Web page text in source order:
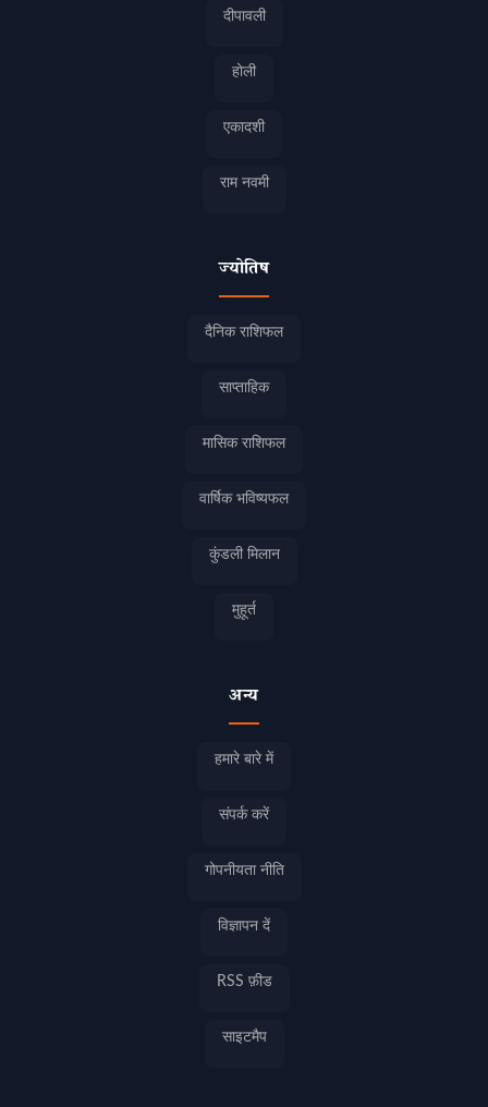
दीपावली
होली
एकादशी
राम नवमी
ज्योतिष
दैनिक राशिफल
साप्ताहिक
मासिक राशिफल
वार्षिक भविष्यफल
कुंडली मिलान
मुहूर्त
अन्य
हमारे बारे में
संपर्क करें
गोपनीयता नीति
विज्ञापन दें
RSS फ़ीड
साइटमैप